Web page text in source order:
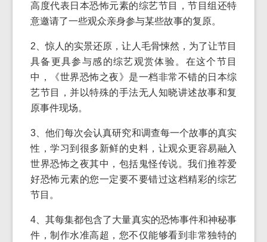
高度代表日本恐怖元素的综艺节目，节目组还特
意邀请了一些观众亲身参与某些故事的复原。
2、惊人的实景还原，让人毛骨悚然，为了让节目
具备更具参与感的综艺观赏体验。在这个节目
中，《世界恐怖之夜》是一档非常不错的日本综
艺节目，并以特殊的手法无人知晓讲述故事和复
原事件现场。
3、他们每次会认真研究和调查每一个故事的真实
性，学习到很多新鲜的史料，让观众更容易融入
世界恐怖之夜其中，包括鬼怪传说。我们推荐爱
好恐怖元素的您一定要不要错过这档精彩的综艺
节目。
4、其每集都包含了大量真实的恐怖事件和神秘事
件，制作水准高超，您不仅能够看到非常独特的